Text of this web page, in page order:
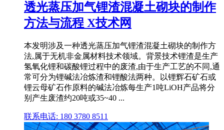
透光蒸压加气锂渣混凝土砌块的制作
方法与流程 X技术网
本发明涉及一种透光蒸压加气锂渣混凝土砌块的制作方
法,属于无机非金属材料技术领域。背景技术锂渣是生产
氢氧化锂和碳酸锂过程中的废渣,由于生产工艺的不同,通
常可分为锂碱法冶炼渣和锂酸法两种。以锂辉石矿石或
锂云母矿石作原料的碱法冶炼每生产1吨LiOH产品将分
别产生废渣约20吨或35~40 ...
联系电话: 180 3780 8511